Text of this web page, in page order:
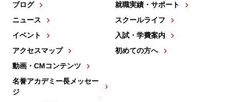
ブログ
ニュース
イベント
アクセスマップ
動画・CMコンテンツ
名誉アカデミー長メッセー
ジ
就職実績・サポート
スクールライフ
入試・学費案内
初めての方へ